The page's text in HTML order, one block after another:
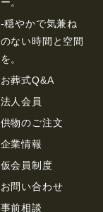
-穏やかで気兼ね
のない時間と空間
を。
お葬式Q&A
法⼈会員
供物のご注⽂
企業情報
仮会員制度
お問い合わせ
事前相談